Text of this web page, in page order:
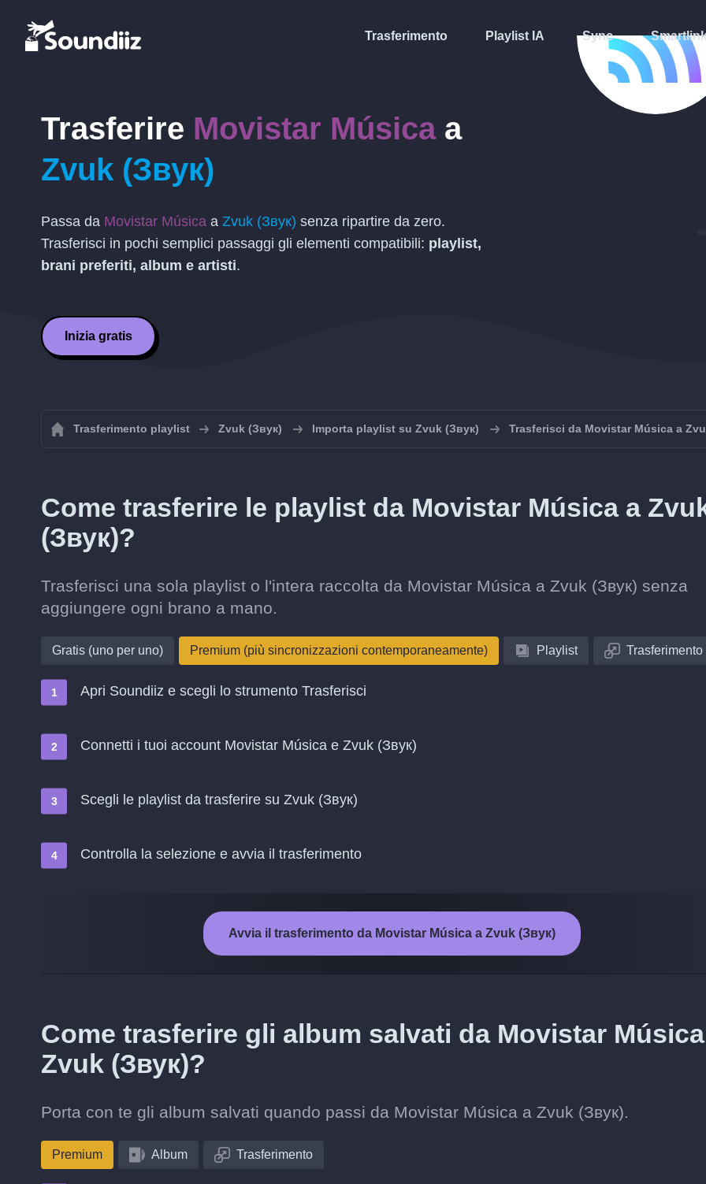
Trasferimento Playlist IA Sync
Trasferire Movistar Músicaa
Zvuk (Звук)
Passa da Movistar Música a Zvuk (Звук) senza ripartire da zero.
Trasferisci in pochi semplici passaggi gli elementi compatibili: playlist,
brani preferiti, album e artisti.
Inizia gratis
Trasferimento playlist Zvuk (Звук) Importa playlist su Zvuk (Звук) Trasferisci da Movistar Música a
Come trasferire le playlist da Movistar Música a
(Звук)?
Trasferisci una sola playlist o l'intera raccolta da Movistar Música a Zvuk (Звук) senza
aggiungere ogni brano a mano.
Gratis (uno per uno) Premium (più sincronizzazioni contemporaneamente) Playlist Trasferimento
Apri Soundiiz e scegli lo strumento Trasferisci
Connetti i tuoi account Movistar Música e Zvuk (Звук)
Scegli le playlist da trasferire su Zvuk (Звук)
Controlla la selezione e avvia il trasferimento
Avvia il trasferimento da Movistar Música a Zvuk (Звук)
Come trasferire gli album salvati da Movistar
Zvuk (Звук)?
Porta con te gli album salvati quando passi da Movistar Música a Zvuk (Звук).
Premium Album Trasferimento